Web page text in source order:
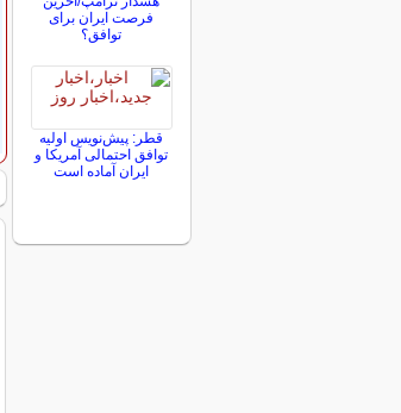
فرصت ایران برای
توافق؟
قطر: پیش‌نویس اولیه
توافق احتمالی آمریکا و
ایران آماده است